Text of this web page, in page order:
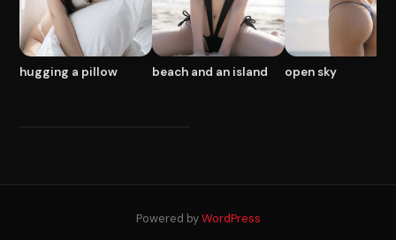
hugging a pillow beach and an island open sky
Powered byWordPress